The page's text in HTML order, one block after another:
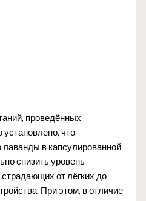
проведённых
что
в капсулированной
снизить уровень
от лёгких до
При этом, в отличие